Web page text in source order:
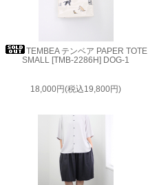
TEMBEA テンベア PAPER TOTE
SMALL [TMB-2286H] DOG-1
18,000円(税込19,800円)